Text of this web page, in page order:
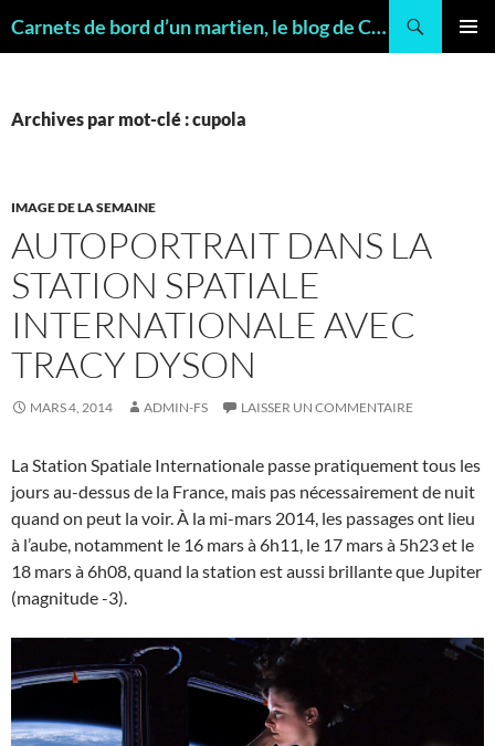
Carnets de bord d’un martien, le blog de Charles FRANKEL, géologue
Archives par mot-clé : cupola
IMAGE DE LA SEMAINE
AUTOPORTRAIT DANS LA
STATION SPATIALE
INTERNATIONALE AVEC
TRACY DYSON
MARS 4, 2014 ADMIN-FS LAISSER UN COMMENTAIRE
La Station Spatiale Internationale passe pratiquement tous les
jours au-dessus de la France, mais pas nécessairement de nuit
quand on peut la voir. À la mi-mars 2014, les passages ont lieu
à l’aube, notamment le 16 mars à 6h11, le 17 mars à 5h23 et le
18 mars à 6h08, quand la station est aussi brillante que Jupiter
(magnitude -3).